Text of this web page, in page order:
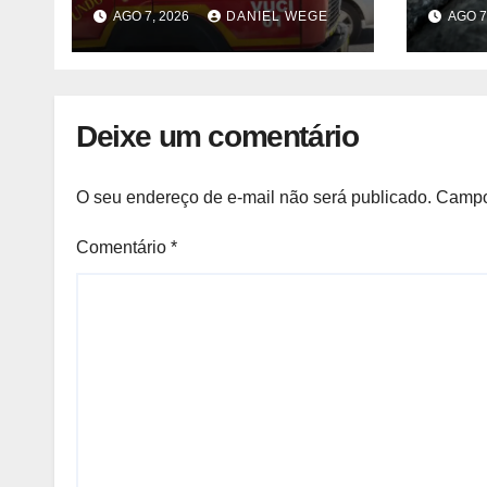
Observador
AGO 7, 2026 DANIEL WEGE AGO
Deixe um comentário
O seu endereço de e-mail não será publicado.
Comentário *